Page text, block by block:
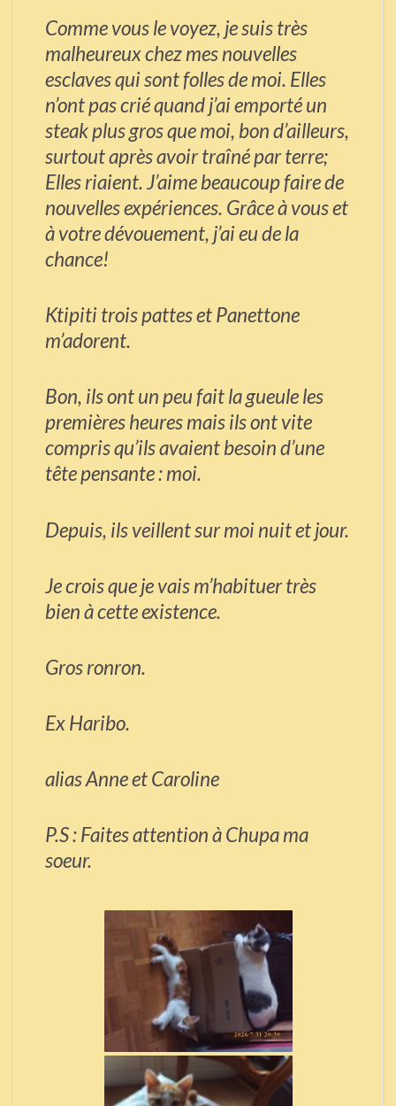
Comme vous le voyez, je suis très
malheureux chez mes nouvelles
esclaves qui sont folles de moi. Elles
n’ont pas crié quand j’ai emporté un
steak plus gros que moi, bon d’ailleurs,
surtout après avoir traîné par terre;
Elles riaient. J’aime beaucoup faire de
nouvelles expériences. Grâce à vous et
à votre dévouement, j’ai eu de la
chance!
Ktipiti trois pattes et Panettone
m’adorent.
Bon, ils ont un peu fait la gueule les
premières heures mais ils ont vite
compris qu’ils avaient besoin d’une
tête pensante : moi.
Depuis, ils veillent sur moi nuit et jour.
Je crois que je vais m’habituer très
bien à cette existence.
Gros ronron.
Ex Haribo.
alias Anne et Caroline
P.S : Faites attention à Chupa ma
soeur.